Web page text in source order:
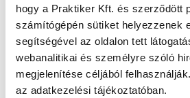
hogy a Praktiker Kft. és szerződött
számítógépén sütiket helyezzenek
segítségével az oldalon tett
webanalitikai és személyre szóló
megjelenítése céljából
az adatkezelési tájékoztatóban.